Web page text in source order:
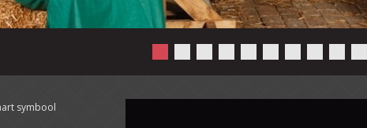
symbool